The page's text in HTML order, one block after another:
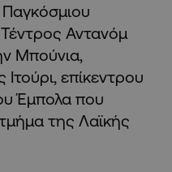
Αντανόμ
Μπούνια,
επίκεντρου
Έμπολα που
της Λαϊκής